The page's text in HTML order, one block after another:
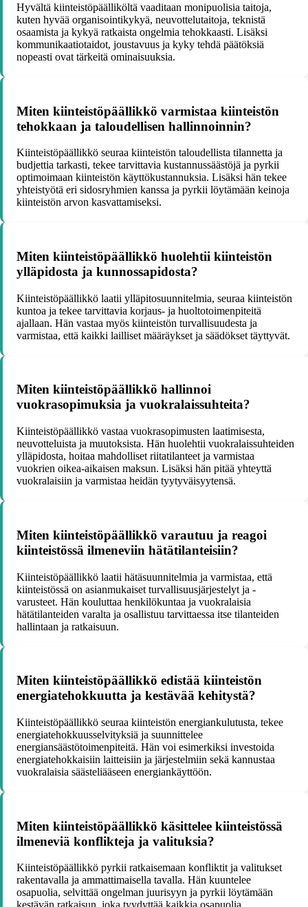
Hyvältä kiinteistöpäälliköltä vaaditaan monipuolisia taitoja,
kuten hyvää organisointikykyä, neuvottelutaitoja, teknistä
osaamista ja kykyä ratkaista ongelmia tehokkaasti. Lisäksi
kommunikaatiotaidot, joustavuus ja kyky tehdä päätöksiä
nopeasti ovat tärkeitä ominaisuuksia.
Miten kiinteistöpäällikkö varmistaa kiinteistön
tehokkaan ja taloudellisen hallinnoinnin?
Kiinteistöpäällikkö seuraa kiinteistön taloudellista tilannetta ja
budjettia tarkasti, tekee tarvittavia kustannussäästöjä ja pyrkii
optimoimaan kiinteistön käyttökustannuksia. Lisäksi hän tekee
yhteistyötä eri sidosryhmien kanssa ja pyrkii löytämään keinoja
kiinteistön arvon kasvattamiseksi.
Miten kiinteistöpäällikkö huolehtii kiinteistön
ylläpidosta ja kunnossapidosta?
Kiinteistöpäällikkö laatii ylläpitosuunnitelmia, seuraa kiinteistön
kuntoa ja tekee tarvittavia korjaus- ja huoltotoimenpiteitä
ajallaan. Hän vastaa myös kiinteistön turvallisuudesta ja
varmistaa, että kaikki lailliset määräykset ja säädökset täyttyvät.
Miten kiinteistöpäällikkö hallinnoi
vuokrasopimuksia ja vuokralaissuhteita?
Kiinteistöpäällikkö vastaa vuokrasopimusten laatimisesta,
neuvotteluista ja muutoksista. Hän huolehtii vuokralaissuhteiden
ylläpidosta, hoitaa mahdolliset riitatilanteet ja varmistaa
vuokrien oikea-aikaisen maksun. Lisäksi hän pitää yhteyttä
vuokralaisiin ja varmistaa heidän tyytyväisyytensä.
Miten kiinteistöpäällikkö varautuu ja reagoi
kiinteistössä ilmeneviin hätätilanteisiin?
Kiinteistöpäällikkö laatii hätäsuunnitelmia ja varmistaa, että
kiinteistössä on asianmukaiset turvallisuusjärjestelyt ja -
varusteet. Hän kouluttaa henkilökuntaa ja vuokralaisia
hätätilanteiden varalta ja osallistuu tarvittaessa itse tilanteiden
hallintaan ja ratkaisuun.
Miten kiinteistöpäällikkö edistää kiinteistön
energiatehokkuutta ja kestävää kehitystä?
Kiinteistöpäällikkö seuraa kiinteistön energiankulutusta, tekee
energiatehokkuusselvityksiä ja suunnittelee
energiansäästötoimenpiteitä. Hän voi esimerkiksi investoida
energiatehokkaisiin laitteisiin ja järjestelmiin sekä kannustaa
vuokralaisia säästeliääseen energiankäyttöön.
Miten kiinteistöpäällikkö käsittelee kiinteistössä
ilmeneviä konflikteja ja valituksia?
Kiinteistöpäällikkö pyrkii ratkaisemaan konfliktit ja valitukset
rakentavalla ja ammattimaisella tavalla. Hän kuuntelee
osapuolia, selvittää ongelman juurisyyn ja pyrkii löytämään